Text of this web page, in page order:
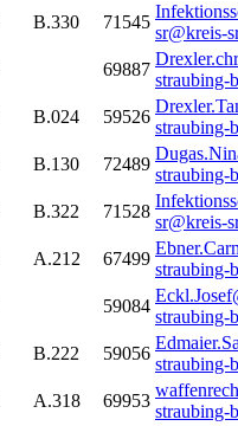
B.330 71545
sr@kreis-
69887
straubing-
B.024 59526
straubing-
B.130 72489
straubing-
B.322 71528
sr@kreis-
A.212 67499
straubing-
59084
straubing-
B.222 59056
straubing-
A.318 69953
straubing-